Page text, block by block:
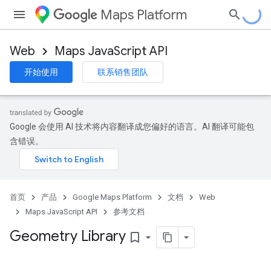
Maps Platform
Web Maps JavaScript API
开始使用 联系销售团队
Google 会使用 AI 技术将内容翻译成您偏好的语言。AI 翻译可能包
含错误。
首页 产品 Google Maps Platform 文档
Web
Maps JavaScript API
参考文档
Geometry Library bookmark_border